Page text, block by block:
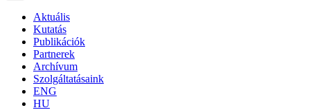
Aktuális
Kutatás
Publikációk
Partnerek
Archívum
Szolgáltatásaink
ENG
HU